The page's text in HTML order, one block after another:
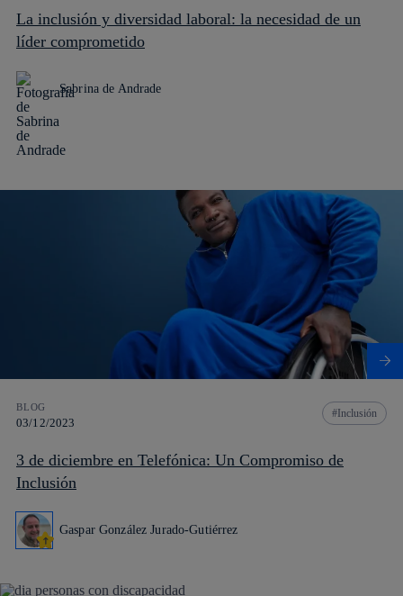
La inclusión y diversidad laboral: la necesidad de un
líder comprometido
Sabrina de Andrade
BLOG
03/12/2023
Inclusión
3 de diciembre en Telefónica: Un Compromiso de
Inclusión
Gaspar González Jurado-Gutiérrez